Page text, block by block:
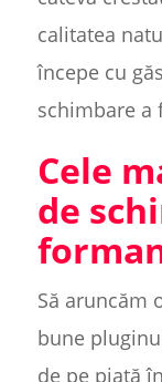
calitatea
începe cu
schimbare a
Cele
de
Să aruncăm
bune
de pe piață